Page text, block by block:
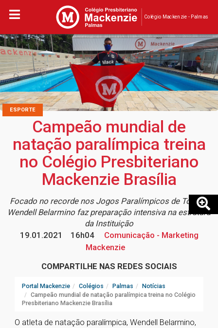
Colégio Mackenzie - Palmas
ESPORTE
Campeão mundial de
natação paralímpica treina
no Colégio Presbiteriano
Mackenzie Brasília
Focado no recorde nos Jogos Paralímpicos de Tóquio,
Wendell Belarmino faz preparação intensiva na estrutura
da Instituição
19.01.2021
16h04
Comunicação - Marketing
Mackenzie
COMPARTILHE NAS REDES SOCIAIS
Portal Mackenzie Colégios Palmas
Notícias
Campeão mundial de natação paralímpica treina no Colégio
Presbiteriano Mackenzie Brasília
O atleta de natação paralímpica, Wendell Belarmino,